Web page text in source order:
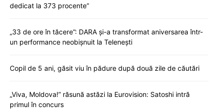
dedicat la 373 procente”
„33 de ore în tăcere”: DARA și-a transformat aniversarea într-
un performance neobișnuit la Telenești
Copil de 5 ani, găsit viu în pădure după două zile de căutări
„Viva, Moldova!” răsună astăzi la Eurovision: Satoshi intră
primul în concurs